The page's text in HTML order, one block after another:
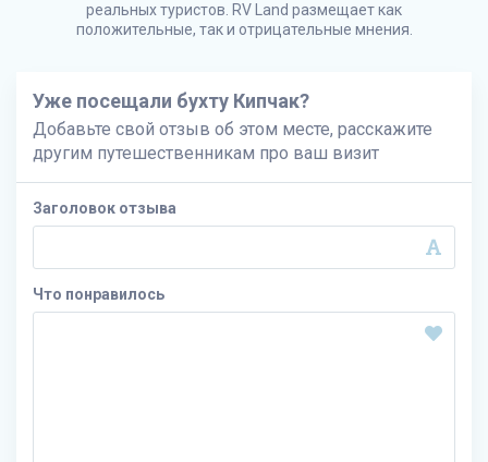
реальных туристов. RV Land размещает как
положительные, так и отрицательные мнения.
Уже посещали бухту Кипчак?
Добавьте свой отзыв об этом месте, расскажите
другим путешественникам про ваш визит
Заголовок отзыва
Что понравилось